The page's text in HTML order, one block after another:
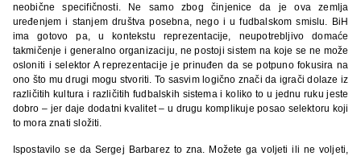
neobične specifičnosti. Ne samo zbog činjenice da je ova zemlja
uređenjem i stanjem društva posebna, nego i u fudbalskom smislu. BiH
ima gotovo pa, u kontekstu reprezentacije, neupotrebljivo domaće
takmičenje i generalno organizaciju, ne postoji sistem na koje se ne može
osloniti i selektor A reprezentacije je prinuđen da se potpuno fokusira na
ono što mu drugi mogu stvoriti. To sasvim logično znači da igrači dolaze iz
različitih kultura i različitih fudbalskih sistema i koliko to u jednu ruku jeste
dobro – jer daje dodatni kvalitet – u drugu komplikuje posao selektoru koji
to mora znati složiti.
Ispostavilo se da Sergej Barbarez to zna. Možete ga voljeti ili ne voljeti,